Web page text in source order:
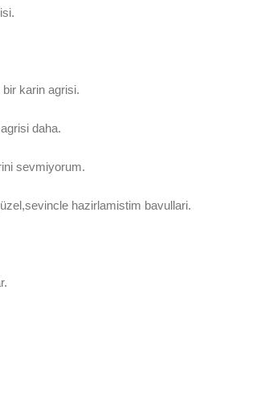
karin agrisi.
daha.
sevmiyorum.
hazirlamistim bavullari.